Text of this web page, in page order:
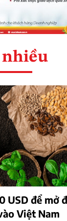
USD để mở
Việt Nam